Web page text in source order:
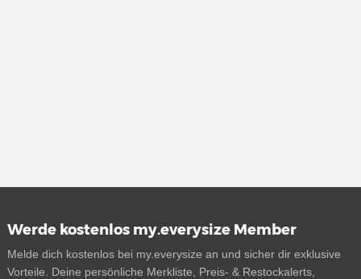
Werde kostenlos my.everysize Member
Melde dich kostenlos bei my.everysize an und sicher dir exklusive
Vorteile. Deine persönliche Merkliste, Preis- & Restockalerts,